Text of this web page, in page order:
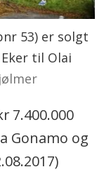
53) er solgt
til Olai
7.400.000
Gonamo og